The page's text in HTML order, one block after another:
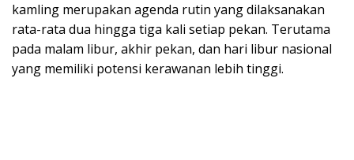
kamling merupakan agenda rutin yang dilaksanakan
rata-rata dua hingga tiga kali setiap pekan. Terutama
pada malam libur, akhir pekan, dan hari libur nasional
yang memiliki potensi kerawanan lebih tinggi.